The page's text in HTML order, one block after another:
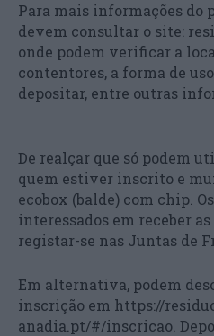
Para mais informações do
devem consultar o site:
onde podem verificar a
contentores, a forma de
depositar, entre outras
De realçar que só podem
quem estiver inscrito e
ecobox (balde) com chip.
interessados em receber as
registar-se nas Juntas de
Em alternativa, podem
inscrição em https://
anadia.pt/#/inscricao.